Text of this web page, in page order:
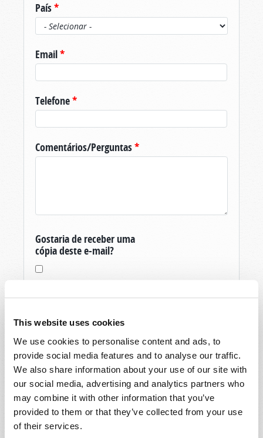
This website uses cookies
We use cookies to personalise content and ads, to
provide social media features and to analyse our traffic.
We also share information about your use of our site with
our social media, advertising and analytics partners who
may combine it with other information that you’ve
provided to them or that they’ve collected from your use
of their services.
País*
Email*
Telefone*
Comentários/Perguntas*
Gostaria de receber uma
cópia deste e-mail?
Obrigado pela sua pergunta sobre O Mundo
De Amanhã, produzida pela Igreja Viva de Deus.
Se você ainda não é um membro, e é um
residente dos Estados Unidos, então para vos
mostrar um pouco mais sobre as pessoas eo
ministério por trás deste trabalho, nosso
departamento de correspondência enviará um